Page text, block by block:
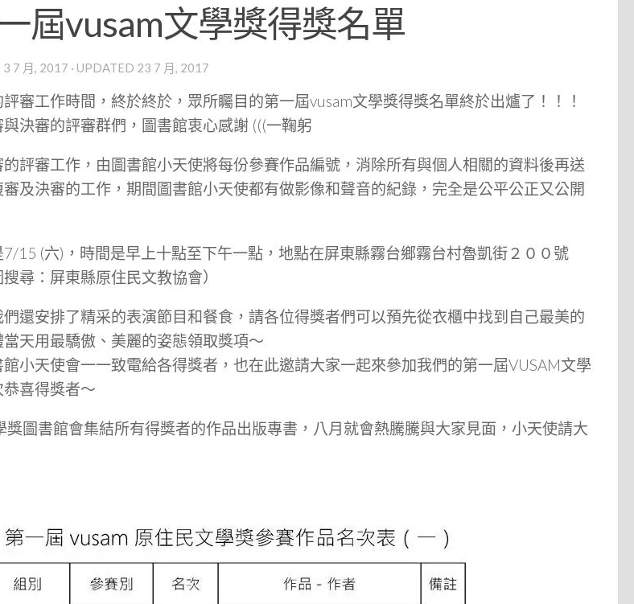
屆vusam文學獎得獎名單
3 7 月, 2017 · UPDATED 23 7 月, 2017
工作時間，終於終於，眾所矚目的第一屆vusam文學獎得獎名單終於出爐了！！！
決審的評審群們，圖書館衷心感謝 (((一鞠躬
審工作，由圖書館小天使將每份參賽作品編號，消除所有與個人相關的資料後再送
及決審的工作，期間圖書館小天使都有做影像和聲音的紀錄，完全是公平公正又公開
(六)，時間是早上十點至下午一點，地點在屏東縣霧台鄉霧台村魯凱街２００號
尋：屏東縣原住民文教協會）
安排了精采的表演節目和餐食，請各位得獎者們可以預先從衣櫃中找到自己最美的
天用最驕傲、美麗的姿態領取獎項～
小天使會一一致電給各得獎者，也在此邀請大家一起來參加我們的第一屆VUSAM文學
喜得獎者～
書館會集結所有得獎者的作品出版專書，八月就會熱騰騰與大家見面，小天使請大